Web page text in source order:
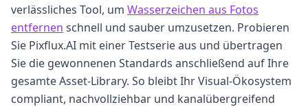
verlässliches Tool, um Wasserzeichen aus Fotos
entfernen schnell und sauber umzusetzen. Probieren
Sie Pixflux.AI mit einer Testserie aus und übertragen
Sie die gewonnenen Standards anschließend auf Ihre
gesamte Asset-Library. So bleibt Ihr Visual-Ökosystem
compliant, nachvollziehbar und kanalübergreifend